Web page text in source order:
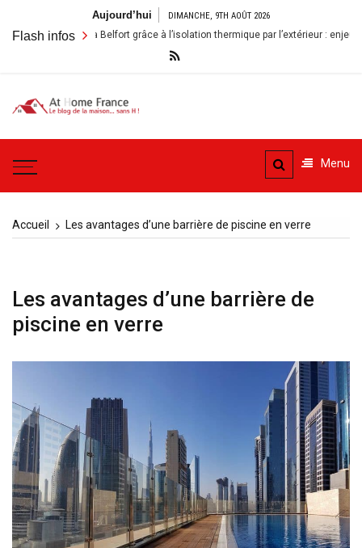
contenu
Aujourd’hui DIMANCHE, 9TH AOÛT 2026
Flash infos
sa maison à Belfort grâce à l’isolation thermique par l’extérieur : enjeux et
A la
Maison
France
H
Menu
Accueil Les avantages d’une barrière de piscine en verre
Les avantages d’une barrière de
piscine en verre